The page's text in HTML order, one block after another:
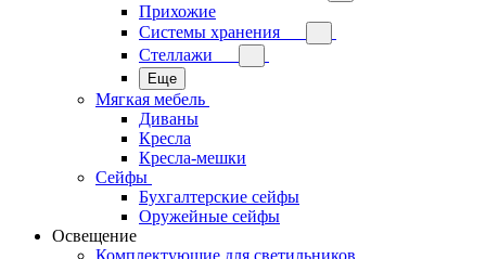
Прихожие
Системы хранения
Стеллажи
Еще
Мягкая мебель
Диваны
Кресла
Кресла-мешки
Сейфы
Бухгалтерские сейфы
Оружейные сейфы
Освещение
Комплектующие для светильников